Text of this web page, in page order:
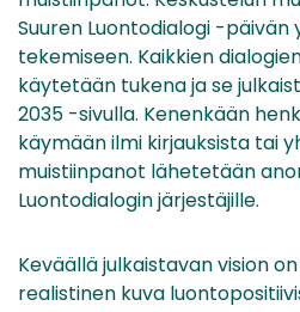
Suuren Luontodialogi -
tekemiseen. Kaikkien
käytetään tukena ja se
2035 -sivulla. Kenenkään
käymään ilmi kirjauksista tai
muistiinpanot lähetetään
Luontodialogin järjestäjille.
Keväällä julkaistavan vision
realistinen kuva